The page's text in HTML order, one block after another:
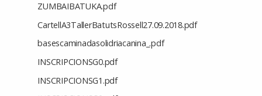
ZUMBAIBATUKA.pdf
CartellA3TallerBatutsRossell27.09.2018.pdf
basescaminadasolidriacanina_.pdf
INSCRIPCIONSG0.pdf
INSCRIPCIONSG1.pdf